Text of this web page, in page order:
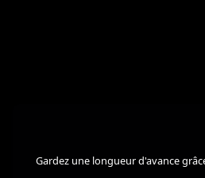
Gardez une longueur d'avance